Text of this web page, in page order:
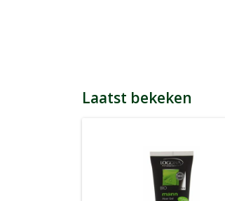
Laatst bekeken